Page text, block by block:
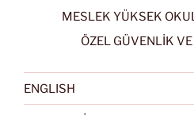
MESLEK YÜKSEK
ÖZEL GÜVENLİK
ENGLISH